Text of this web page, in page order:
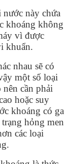
này chứa
khoáng không
vì được
khuẩn.
nhau sẽ có
một số loại
cần phải
hoặc suy
khoáng có ga
hỏng men
các loại